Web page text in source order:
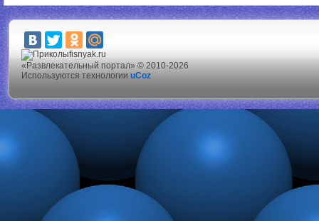
fisnyak.ru
«Развлекательный портал» © 2010-2026
Используются технологии uCoz